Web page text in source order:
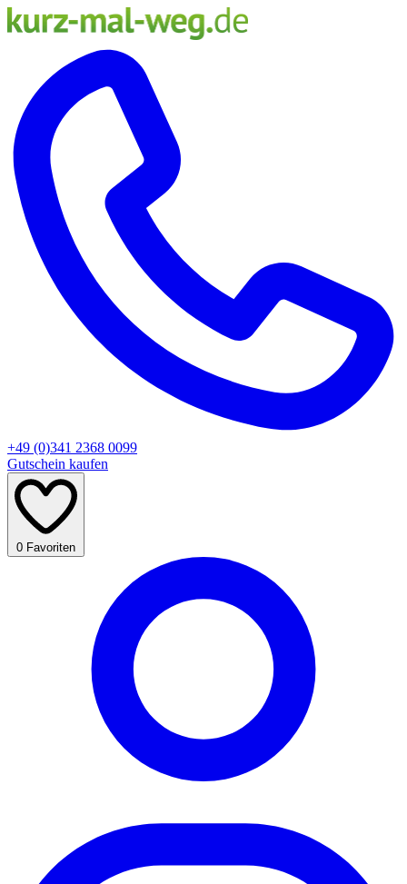
+49 (0)341 2368 0099
Gutschein kaufen
0 Favoriten